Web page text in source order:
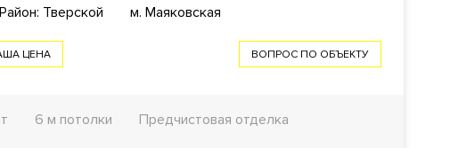
Район: Тверской м. Маяковская
ЦЕНА ВОПРОС ПО ОБЪЕКТУ
6 м потолки Предчистовая отделка